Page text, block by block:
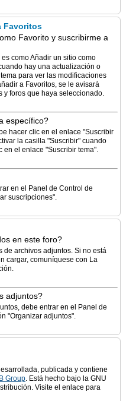
Favoritos
Favorito y suscribirme a
como Añadir un sitio como
hay una actualización o
para ver las modificaciones
a Favoritos, se le avisará
y foros que haya seleccionado.
específico?
hacer clic en el enlace "Suscribir
la casilla "Suscribir" cuando
en el enlace "Suscribir tema".
en el Panel de Control de
suscripciones".
en este foro?
de archivos adjuntos. Si no está
cargar, comuníquese con La
adjuntos?
debe entrar en el Panel de
"Organizar adjuntos".
publicada y contiene
Group. Está hecho bajo la GNU
Visite el enlace para